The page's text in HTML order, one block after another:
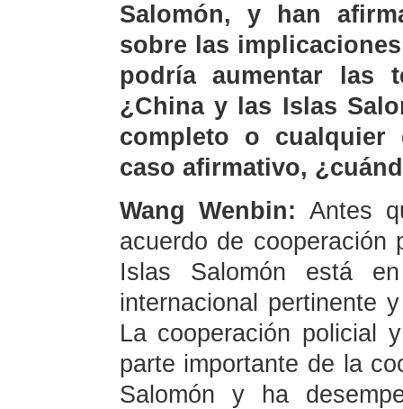
Salomón, y han
sobre las
podría aumentar las
¿China y las Islas
completo o cualquier
caso afirmativo,
Wang Wenbin: Antes
acuerdo de cooperación
Islas Salomón está
internacional pertinente
La cooperación policial
parte importante de la
Salomón y ha